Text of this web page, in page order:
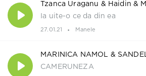
Tzanca Uraganu​ & Haidin &
Ia uite-o ce da din ea
27.01.21 Manele
CAMERUNEZA